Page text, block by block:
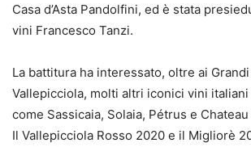
Casa d’Asta Pandolfini, ed è stata
vini Francesco Tanzi.
La battitura ha interessato, oltre ai
Vallepicciola, molti altri iconici vini
come Sassicaia, Solaia, Pétrus e Chateau
Il Vallepicciola Rosso 2020 e il Migliorè